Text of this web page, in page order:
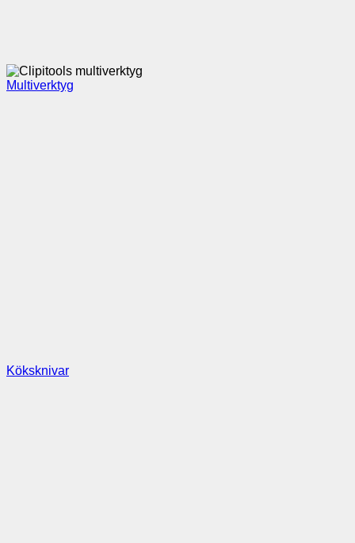
Multiverktyg
Köksknivar